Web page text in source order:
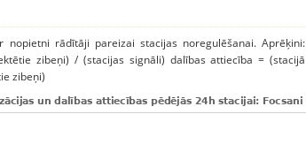
nopietni rādītāji pareizai stacijas noregulēšanai. Aprēķini:
zibeņi) / (stacijas signāli) dalības attiecība = (stacijā
zibeņi)